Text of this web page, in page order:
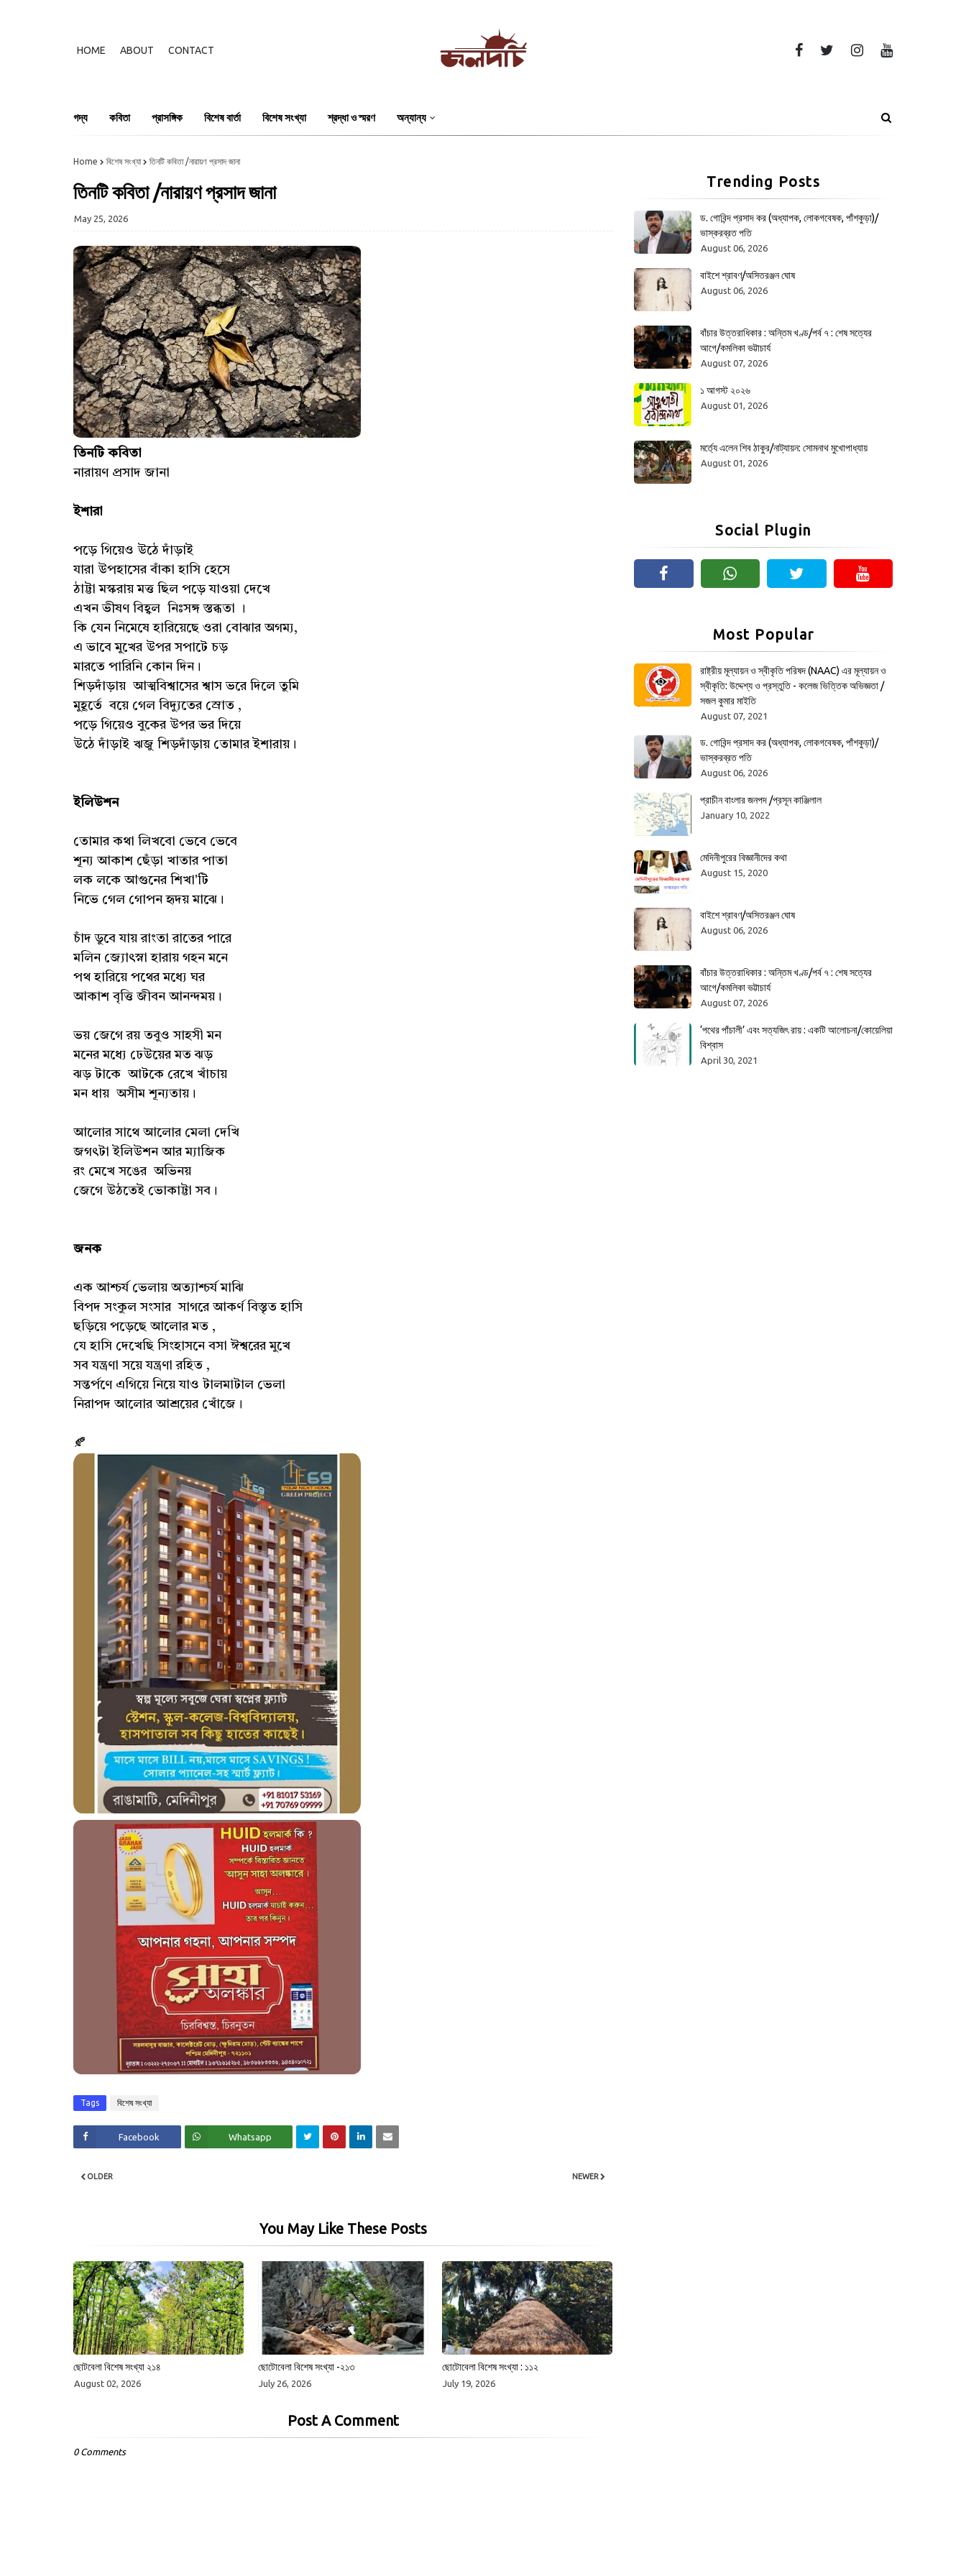
HOME ABOUT CONTACT
গদ্য কবিতা প্রাসঙ্গিক বিশেষ বার্তা বিশেষ সংখ্যা শ্রদ্ধা ও স্মরণ অন্যান্য
Home বিশেষ সংখ্যা তিনটি কবিতা /নারায়ণ প্রসাদ জানা
তিনটি কবিতা /নারায়ণ প্রসাদ জানা
May 25, 2026
তিনটি কবিতা
নারায়ণ প্রসাদ জানা
ইশারা
পড়ে গিয়েও উঠে দাঁড়াই
যারা উপহাসের বাঁকা হাসি হেসে
ঠাট্টা মস্করায় মত্ত ছিল পড়ে যাওয়া দেখে
এখন ভীষণ বিহ্বল নিঃসঙ্গ স্তব্ধতা ।
কি যেন নিমেষে হারিয়েছে ওরা বোঝার অগম্য,
এ ভাবে মুখের উপর সপাটে চড়
মারতে পারিনি কোন দিন।
শিড়দাঁড়ায় আত্মবিশ্বাসের শ্বাস ভরে দিলে তুমি
মুহূর্তে বয়ে গেল বিদ্যুতের স্রোত ,
পড়ে গিয়েও বুকের উপর ভর দিয়ে
উঠে দাঁড়াই ঋজু শিড়দাঁড়ায় তোমার ইশারায়।
ইলিউশন
তোমার কথা লিখবো ভেবে ভেবে
শূন্য আকাশ ছেঁড়া খাতার পাতা
লক লকে আগুনের শিখা'টি
নিভে গেল গোপন হৃদয় মাঝে।
চাঁদ ডুবে যায় রাংতা রাতের পারে
মলিন জ্যোৎস্না হারায় গহন মনে
পথ হারিয়ে পথের মধ্যে ঘর
আকাশ বৃত্তি জীবন আনন্দময়।
ভয় জেগে রয় তবুও সাহসী মন
মনের মধ্যে ঢেউয়ের মত ঝড়
ঝড় টাকে আটকে রেখে খাঁচায়
মন ধায় অসীম শূন্যতায়।
আলোর সাথে আলোর মেলা দেখি
জগৎটা ইলিউশন আর ম্যাজিক
রং মেখে সঙের অভিনয়
জেগে উঠতেই ভোকাট্টা সব।
জনক
এক আশ্চর্য ভেলায় অত্যাশ্চর্য মাঝি
বিপদ সংকুল সংসার সাগরে আকর্ণ বিস্তৃত হাসি
ছড়িয়ে পড়েছে আলোর মত ,
যে হাসি দেখেছি সিংহাসনে বসা ঈশ্বরের মুখে
সব যন্ত্রণা সয়ে যন্ত্রণা রহিত ,
সন্তর্পণে এগিয়ে নিয়ে যাও টালমাটাল ভেলা
নিরাপদ আলোর আশ্রয়ের খোঁজে।
🍂
Tags বিশেষ সংখ্যা
Facebook Whatsapp
NEWER
OLDER
You May Like These Posts
ছোটবেলা বিশেষ সংখ্যা ২১৪
August 02, 2026
ছোটোবেলা বিশেষ সংখ্যা -২১৩
July 26, 2026
ছোটোবেলা বিশেষ সংখ্যা : ১১২
July 19, 2026
Post A Comment
0 Comments
Trending Posts
ড. গোবিন্দ প্রসাদ কর (অধ্যাপক, লোকগবেষক, পাঁশকুড়া)/
ভাস্করব্রত পতি
August 06, 2026
বাইশে শ্রাবণ/অসিতরঞ্জন ঘোষ
August 06, 2026
বাঁচার উত্তরাধিকার : অন্তিম খণ্ড/পর্ব ৭ : শেষ সত্যের
আগে/কমলিকা ভট্টাচার্য
August 07, 2026
১ আগস্ট ২০২৬
August 01, 2026
মর্ত্যে এলেন শিব ঠাকুর/নাট্যায়ন: সোমনাথ মুখোপাধ্যায়
August 01, 2026
Social Plugin
Most Popular
রাষ্ট্রীয় মূল্যায়ন ও স্বীকৃতি পরিষদ (NAAC) এর মূল্যায়ন ও
স্বীকৃতি: উদ্দেশ্য ও প্রস্তুতি - কলেজ ভিত্তিক অভিজ্ঞতা /
সজল কুমার মাইতি
August 07, 2021
ড. গোবিন্দ প্রসাদ কর (অধ্যাপক, লোকগবেষক, পাঁশকুড়া)/
ভাস্করব্রত পতি
August 06, 2026
প্রাচীন বাংলার জনপদ /প্রসূন কাঞ্জিলাল
January 10, 2022
মেদিনীপুরের বিজ্ঞানীদের কথা
August 15, 2020
বাইশে শ্রাবণ/অসিতরঞ্জন ঘোষ
August 06, 2026
বাঁচার উত্তরাধিকার : অন্তিম খণ্ড/পর্ব ৭ : শেষ সত্যের
আগে/কমলিকা ভট্টাচার্য
August 07, 2026
‘পথের পাঁচালী’ এবং সত্যজিৎ রায় : একটি আলোচনা/কোয়েলিয়া
বিশ্বাস
April 30, 2021